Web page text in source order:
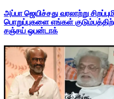
அப்பா ஜெயிச்சது வரலாற்று
பொறுப்புகளை எங்கள்
சஞ்சய் ஒபன்டாக்